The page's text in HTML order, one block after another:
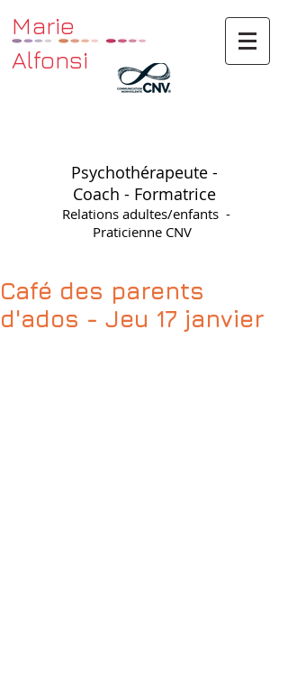
Marie
Alfonsi
Psychothérapeute -
Coach - Formatrice
Relations adultes/enfants -
Praticienne CNV
Café des parents
d'ados - Jeu 17 janvier